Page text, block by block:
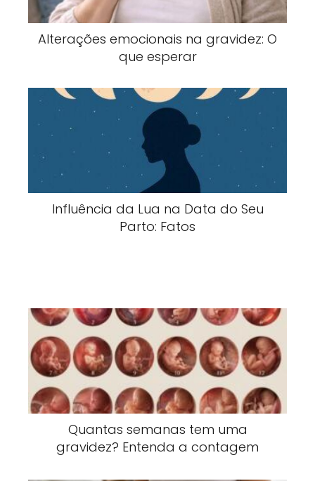
Alterações emocionais na gravidez: O
que esperar
Influência da Lua na Data do Seu
Parto: Fatos
Quantas semanas tem uma
gravidez? Entenda a contagem